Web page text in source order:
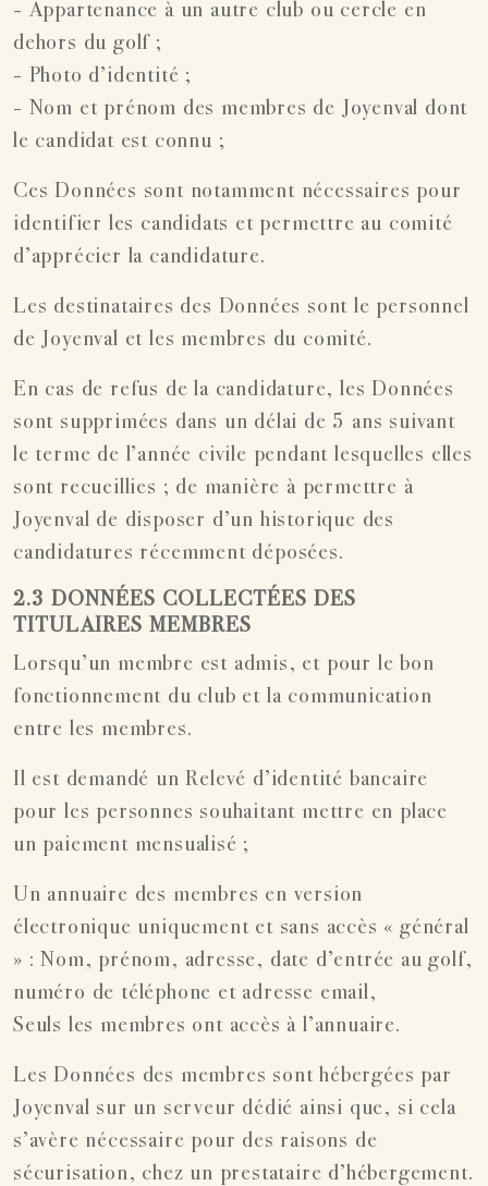
- Appartenance à un autre club ou cercle en
dehors du golf ;
- Photo d’identité ;
- Nom et prénom des membres de Joyenval dont
le candidat est connu ;
Ces Données sont notamment nécessaires pour
identifier les candidats et permettre au comité
d’apprécier la candidature.
Les destinataires des Données sont le personnel
de Joyenval et les membres du comité.
En cas de refus de la candidature, les Données
sont supprimées dans un délai de 5 ans suivant
le terme de l’année civile pendant lesquelles elles
sont recueillies ; de manière à permettre à
Joyenval de disposer d’un historique des
candidatures récemment déposées.
2.3 DONNÉES COLLECTÉES DES
TITULAIRES MEMBRES
Lorsqu’un membre est admis, et pour le bon
fonctionnement du club et la communication
entre les membres.
Il est demandé un Relevé d’identité bancaire
pour les personnes souhaitant mettre en place
un paiement mensualisé ;
Un annuaire des membres en version
électronique uniquement et sans accès « général
» : Nom, prénom, adresse, date d’entrée au golf,
numéro de téléphone et adresse email,
Seuls les membres ont accès à l’annuaire.
Les Données des membres sont hébergées par
Joyenval sur un serveur dédié ainsi que, si cela
s’avère nécessaire pour des raisons de
sécurisation, chez un prestataire d’hébergement.